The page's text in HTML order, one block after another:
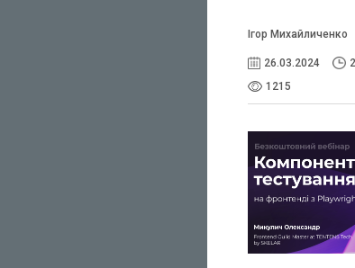
Ігор Михайличенко
26.03.2024
1215